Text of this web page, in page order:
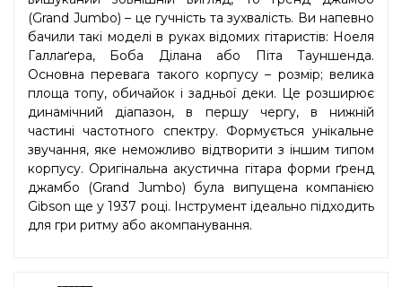
(Grand Jumbo) – це гучність та зухвалість. Ви напевно
бачили такі моделі в руках відомих гітаристів: Ноеля
Галлаґера, Боба Ділана або Піта Тауншенда.
Основна перевага такого корпусу – розмір; велика
площа топу, обичайок і задньої деки. Це розширює
динамічний діапазон, в першу чергу, в нижній
частині частотного спектру. Формується унікальне
звучання, яке неможливо відтворити з іншим типом
корпусу. Оригінальна акустична гітара форми ґренд
джамбо (Grand Jumbo) була випущена компанією
Gibson ще у 1937 році. Інструмент ідеально підходить
для гри ритму або акомпанування.